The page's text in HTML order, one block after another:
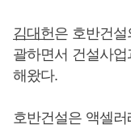
김대헌은 호반건
괄하면서 건설사
해왔다.
호반건설은 액셀